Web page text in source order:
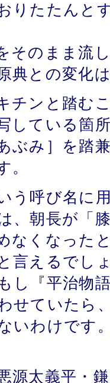
りたたんと
そのまま流
典との変化
チンと踏む
している箇
ぶみ］を踏
う呼び名に
、朝長が「
なくなった
言えるでし
し『平治物
せていたら
いわけです
源太義平・